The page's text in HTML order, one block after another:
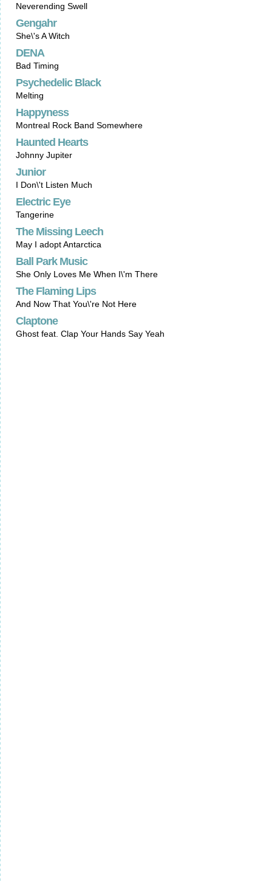
Neverending Swell
Gengahr
She\'s A Witch
DENA
Bad Timing
Psychedelic Black
Melting
Happyness
Montreal Rock Band Somewhere
Haunted Hearts
Johnny Jupiter
Junior
I Don\'t Listen Much
Electric Eye
Tangerine
The Missing Leech
May I adopt Antarctica
Ball Park Music
She Only Loves Me When I\'m There
The Flaming Lips
And Now That You\'re Not Here
Claptone
Ghost feat. Clap Your Hands Say Yeah